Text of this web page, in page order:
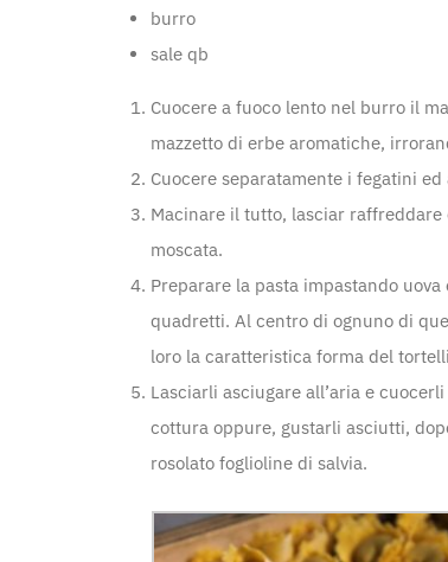
burro
sale qb
Cuocere a fuoco lento nel burro il
mazzetto di erbe aromatiche,
Cuocere separatamente i fegatini
Macinare il tutto, lasciar
moscata.
Preparare la pasta impastando
quadretti. Al centro di ognuno di
loro la caratteristica forma del
Lasciarli asciugare all’aria e
cottura oppure, gustarli asciutti,
rosolato foglioline di salvia.